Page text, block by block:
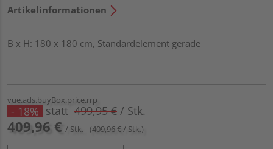
Artikelinformationen
B x H: 180 x 180 cm, Standardelement gerade
vue.ads.buyBox.price.rrp
- 18% statt 499,95 € / Stk.
409,96 € / Stk. (409,96 € / Stk.)